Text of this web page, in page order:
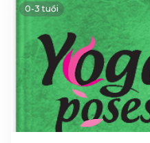
0-3 tuổi